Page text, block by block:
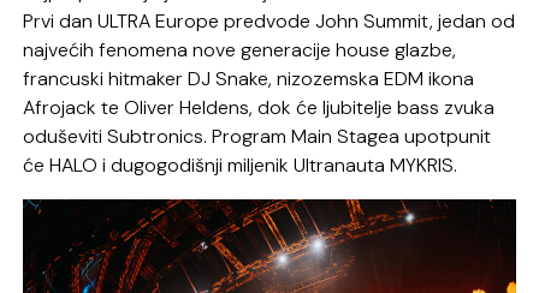
Prvi dan ULTRA Europe predvode John Summit, jedan od
najvećih fenomena nove generacije house glazbe,
francuski hitmaker DJ Snake, nizozemska EDM ikona
Afrojack te Oliver Heldens, dok će ljubitelje bass zvuka
oduševiti Subtronics. Program Main Stagea upotpunit
će HALO i dugogodišnji miljenik Ultranauta MYKRIS.